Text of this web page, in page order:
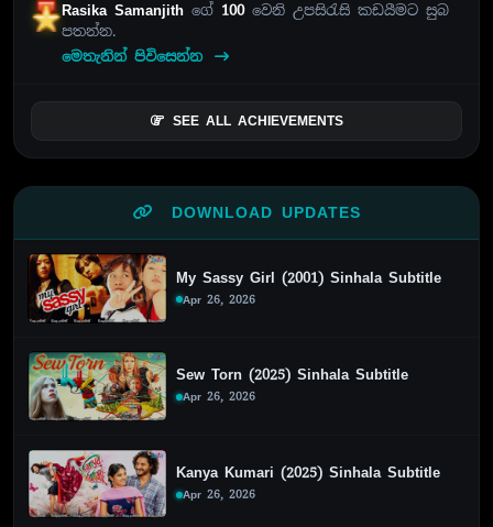
Rasika Samanjithගේ 100වෙනි උපසිරැසි කඩයීමට සුබ
පතන්න.
මෙතැනින් පිවිසෙන්න
SEE ALL ACHIEVEMENTS
DOWNLOAD UPDATES
My Sassy Girl (2001) Sinhala Subtitle
Apr 26, 2026
Sew Torn (2025) Sinhala Subtitle
Apr 26, 2026
Kanya Kumari (2025) Sinhala Subtitle
Apr 26, 2026